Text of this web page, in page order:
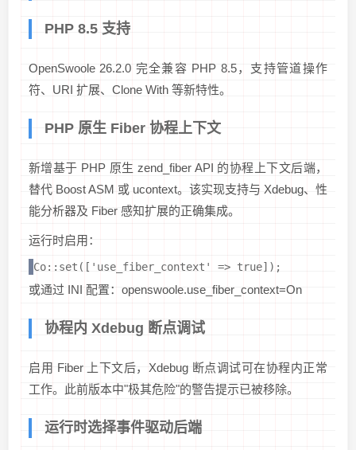
PHP 8.5 支持
OpenSwoole 26.2.0 完全兼容 PHP 8.5，支持管道操作
符、URI 扩展、Clone With 等新特性。
PHP 原生 Fiber 协程上下文
新增基于 PHP 原生 zend_fiber API 的协程上下文后端，
替代 Boost ASM 或 ucontext。该实现支持与 Xdebug、性
能分析器及 Fiber 感知扩展的正确集成。
运行时启用：
Co::set(['use_fiber_context' => true]);
或通过 INI 配置：openswoole.use_fiber_context=On
协程内 Xdebug 断点调试
启用 Fiber 上下文后，Xdebug 断点调试可在协程内正常
工作。此前版本中"极其危险"的警告提示已被移除。
运行时选择事件驱动后端